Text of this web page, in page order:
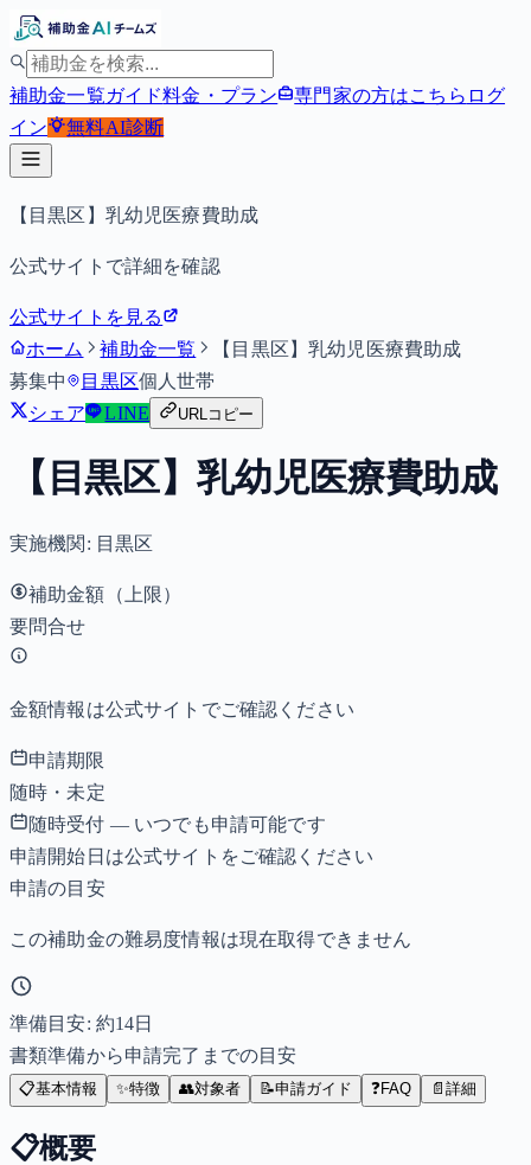
補助金一覧ガイド料金・プラン 専門家の方はこちら ログ
イン
無料AI診断
【目黒区】乳幼児医療費助成
公式サイトで詳細を確認
公式サイトを見る
ホーム
補助金一覧
【目黒区】乳幼児医療費助成
募集中
目黒区個人世帯
シェア
LINE URLコピー
【目黒区】乳幼児医療費助成
実施機関: 目黒区
補助金額（上限）
要問合せ
金額情報は公式サイトでご確認ください
申請期限
随時・未定
随時受付 — いつでも申請可能です
申請開始日は公式サイトをご確認ください
申請の目安
この補助金の難易度情報は現在取得できません
準備目安: 約14日
書類準備から申請完了までの目安
📋基本情報 ✨特徴 👥対象者 📝申請ガイド ❓FAQ 📄 詳細
📋概要